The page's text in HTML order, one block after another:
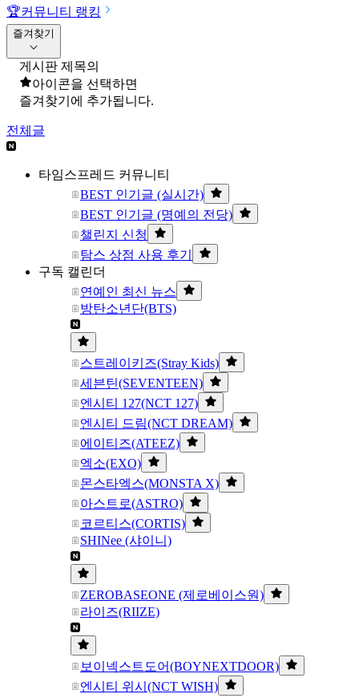
🏆커뮤니티 랭킹
즐겨찾기
게시판 제목의
아이콘을 선택하면
즐겨찾기에 추가됩니다.
전체글
타임스프레드 커뮤니티
BEST 인기글 (실시간)
BEST 인기글 (명예의 전당)
챌린지 신청
탐스 상점 사용 후기
구독 캘린더
연예인 최신 뉴스
방탄소년단(BTS)
스트레이키즈(Stray Kids)
세븐틴(SEVENTEEN)
엔시티 127(NCT 127)
엔시티 드림(NCT DREAM)
에이티즈(ATEEZ)
엑소(EXO)
몬스타엑스(MONSTA X)
아스트로(ASTRO)
코르티스(CORTIS)
SHINee (샤이니)
ZEROBASEONE (제로베이스원)
라이즈(RIIZE)
보이넥스트도어(BOYNEXTDOOR)
엔시티 위시(NCT WISH)